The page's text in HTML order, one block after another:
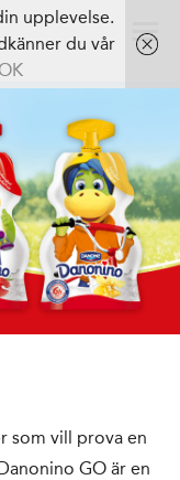
som vill prova en
GO är en
upplevelse.
du vår
OK